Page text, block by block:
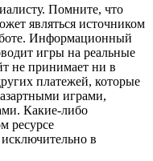
Помните, что
являться источником
Информационный
игры на реальные
не принимает ни в
платежей, которые
играми,
Какие-либо
ресурсе
в